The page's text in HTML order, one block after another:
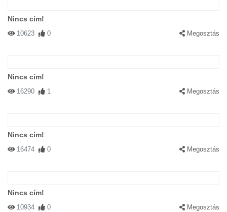
Nincs cím!
10623 0 Megosztás
Nincs cím!
16290 1 Megosztás
Nincs cím!
16474 0 Megosztás
Nincs cím!
10934 0 Megosztás